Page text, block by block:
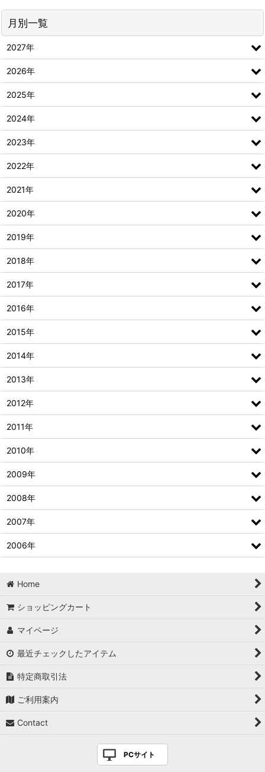
月別一覧
2027年
2026年
2025年
2024年
2023年
2022年
2021年
2020年
2019年
2018年
2017年
2016年
2015年
2014年
2013年
2012年
2011年
2010年
2009年
2008年
2007年
2006年
Home
ショッピングカート
マイページ
最近チェックしたアイテム
特定商取引法
ご利用案内
Contact
PCサイト